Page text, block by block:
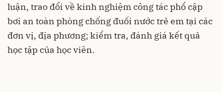
luận, trao đổi về kinh nghiệm công tác phổ cập
bơi an toàn phòng chống đuối nước trẻ em tại các
đơn vị, địa phương; kiểm tra, đánh giá kết quả
học tập của học viên.